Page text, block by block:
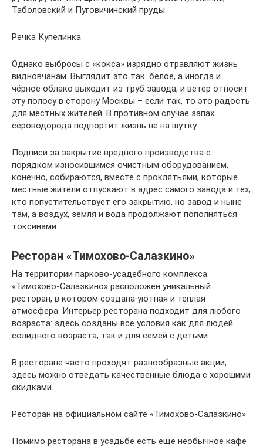
Таболовский и Пуговичинский пруды.
Речка Купелинка
Однако выбросы с «кокса» изрядно отравляют жизнь
видновчанам. Выглядит это так: белое, а иногда и
чёрное облако выходит из труб завода, и ветер относит
эту полосу в сторону Москвы – если так, то это радость
для местных жителей. В противном случае запах
сероводорода подпортит жизнь не на шутку.
Подписи за закрытие вредного производства с
порядком износившимся очистным оборудованием,
конечно, собираются, вместе с проклятьями, которые
местные жители отпускают в адрес самого завода и тех,
кто попустительствует его закрытию, но завод и ныне
там, а воздух, земля и вода продолжают пополняться
токсинами.
Ресторан «Тимохово-Салазкино»
На территории парково-усадебного комплекса
«Тимохово-Салазкино» расположен уникальный
ресторан, в котором создана уютная и теплая
атмосфера. Интерьер ресторана подходит для любого
возраста: здесь созданы все условия как для людей
солидного возраста, так и для семей с детьми.
В ресторане часто проходят разнообразные акции,
здесь можно отведать качественные блюда с хорошими
скидками.
Ресторан на официальном сайте «Тимохово-Салазкино»
Помимо ресторана в усадьбе есть ещё необычное кафе